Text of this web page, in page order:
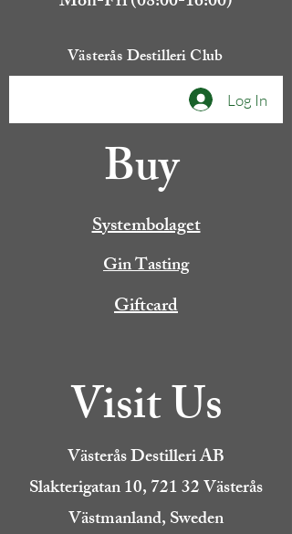
Västerås Destilleri Club
Log In
Buy
Systembolaget
Gin Tasting
Giftcard
Visit Us
Västerås Destilleri AB
Slakterigatan 10, 721 32 Västerås
Västmanland, Sweden